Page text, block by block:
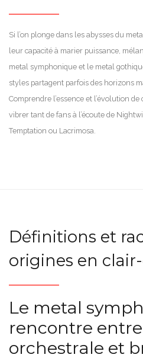
Si l’on plonge dans les abysses du
leur capacité à marier puissance,
metal symphonique et le metal
styles partagent parfois des horizons
Comprendre l’essence et l’évolution
vibrer tant de fans à l’écoute de
Temptation ou Lacrimosa.
Définitions et
origines en
Le metal
rencontre
orchestrale et